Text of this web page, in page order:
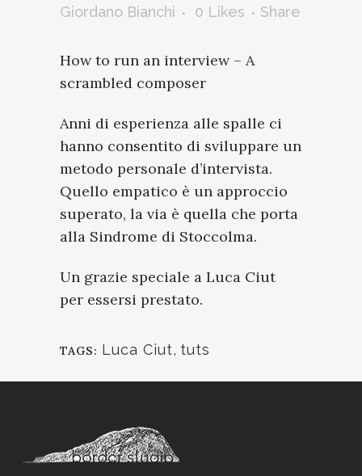
Giordano Bianchi
0 Likes Share
How to run an interview – A
scrambled composer
Anni di esperienza alle spalle ci
hanno consentito di sviluppare un
metodo personale d’intervista.
Quello empatico è un approccio
superato, la via è quella che porta
alla Sindrome di Stoccolma.
Un grazie speciale a Luca Ciut
per essersi prestato.
TAGS: Luca Ciut, tuts